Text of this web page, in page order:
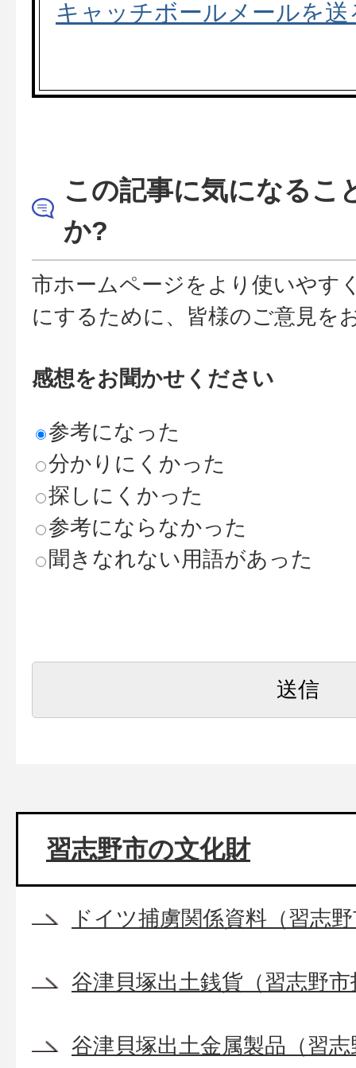
キャッチボールメールを送
この記事に気になるこ
か?
市ホームページをより使いやす
にするために、皆様のご意見を
感想をお聞かせください
参考になった
分かりにくかった
探しにくかった
参考にならなかった
聞きなれない用語があった
習志野市の文化財
ドイツ捕虜関係資料（習志
谷津貝塚出土銭貨（習志野
谷津貝塚出土金属製品（習